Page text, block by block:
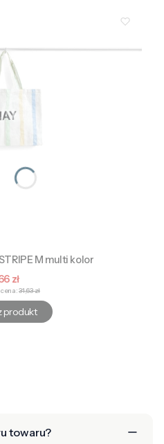
M multi kolor
promocyjna
zł
31,63 zł
produkt
towaru?